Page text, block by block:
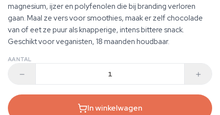
magnesium, ijzer en polyfenolen die bij branding verloren
gaan. Maal ze vers voor smoothies, maak er zelf chocolade
van of eet ze puur als knapperige, intens bittere snack.
Geschikt voor veganisten, 18 maanden houdbaar.
AANTAL
In winkelwagen